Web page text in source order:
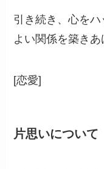
引き続き、心を
よい関係を築きあ
[恋愛]
片思いについて